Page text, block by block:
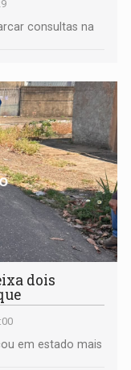
consultas na
dois
em estado mais